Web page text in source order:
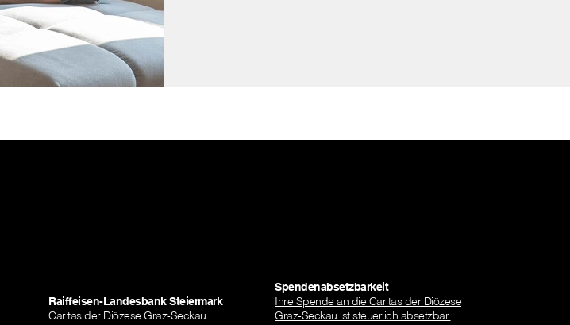
Raiffeisen-Landesbank Steiermark
Caritas der Diözese Graz-Seckau
Spendenabsetzbarkeit
Ihre Spende an die Caritas der Diözese
Graz-Seckau ist steuerlich absetzbar.